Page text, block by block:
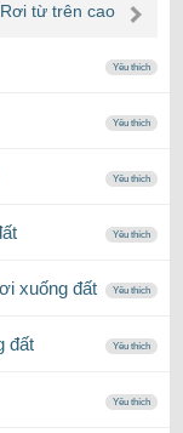
từ trên cao
Yêu thích
Yêu thích
Yêu thích
Yêu thích
xuống đất Yêu thích
đất Yêu thích
Yêu thích